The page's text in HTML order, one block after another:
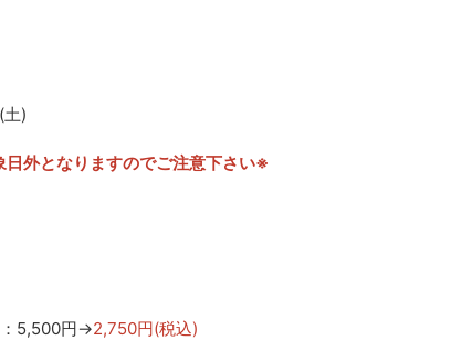
)
外となりますのでご注意下さい※
：5,500円→2,750円(税込)